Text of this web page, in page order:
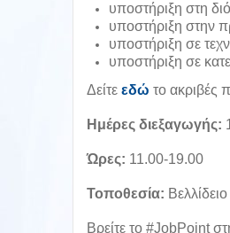
υποστήριξη στη
υποστήριξη στην
υποστήριξη σε
υποστήριξη σε
Δείτε εδώ το ακριβές
Ημέρες διεξαγωγής:
Ώρες: 11.00-19.00
Τοποθεσία:
Βρείτε το #JobPoint